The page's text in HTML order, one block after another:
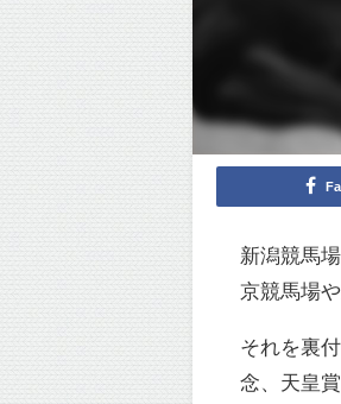
新潟競馬
京競馬場
それを裏
念、天皇